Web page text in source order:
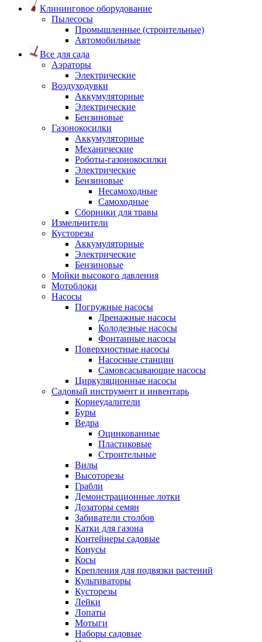
Клининговое оборудование
Пылесосы
Промышленные (строительные)
Автомобильные
Все для сада
Аэраторы
Электрические
Воздуходувки
Аккумуляторные
Электрические
Бензиновые
Газонокосилки
Аккумуляторные
Механические
Роботы-газонокосилки
Электрические
Бензиновые
Несамоходные
Самоходные
Сборники для травы
Измельчители
Кусторезы
Аккумуляторные
Электрические
Бензиновые
Мойки высокого давления
Мотоблоки
Насосы
Погружные насосы
Дренажные насосы
Колодезные насосы
Фонтанные насосы
Поверхностные насосы
Насосные станции
Самовсасывающие насосы
Циркуляционные насосы
Садовый инструмент и инвентарь
Корнеудалители
Буры
Ведра
Оцинкованные
Пластиковые
Строительные
Вилы
Высоторезы
Грабли
Демонстрационные лотки
Дозаторы семян
Забиватели столбов
Катки для газона
Контейнеры садовые
Конусы
Косы
Крепления для подвязки растений
Культиваторы
Кусторезы
Лейки
Лопаты
Мотыги
Наборы садовые